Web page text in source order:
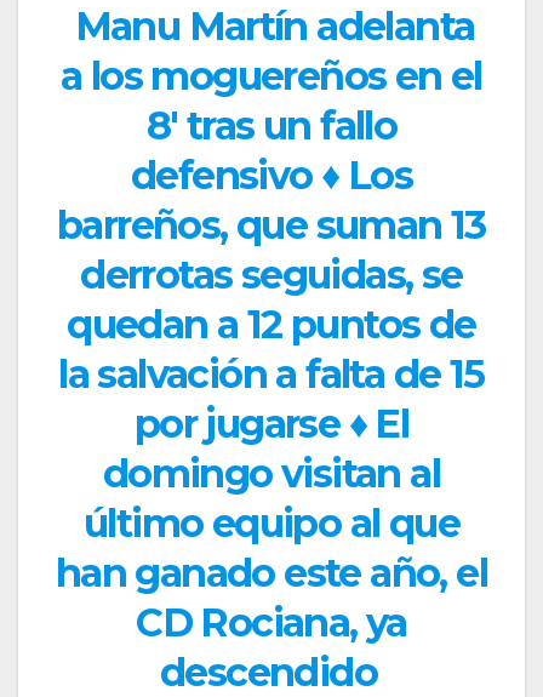
Manu Martín adelanta
a los moguereños en el
8′ tras un fallo
defensivo ♦ Los
barreños, que suman 13
derrotas seguidas, se
quedan a 12 puntos de
la salvación a falta de 15
por jugarse ♦ El
domingo visitan al
último equipo al que
han ganado este año, el
CD Rociana, ya
descendido